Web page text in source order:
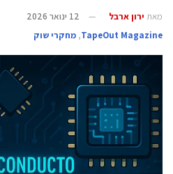
מאת ירון ארבל
12 ינואר 2026
TapeOut Magazine
, מחקרי שוק